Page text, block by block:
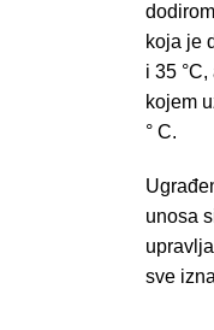
koja je
i 35
kojem
° C.
unosa
sve